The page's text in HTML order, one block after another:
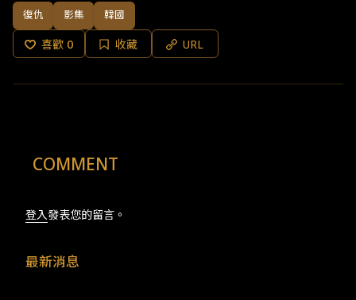
復仇 影集 韓國
喜歡 0 收藏 URL
COMMENT
登入發表您的留言。
最新消息